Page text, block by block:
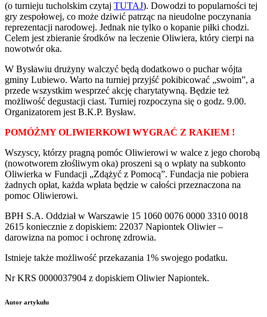
(o turnieju tucholskim czytaj TUTAJ). Dowodzi to popularności tej
gry zespołowej, co może dziwić patrząc na nieudolne poczynania
reprezentacji narodowej. Jednak nie tylko o kopanie piłki chodzi.
Celem jest zbieranie środków na leczenie Oliwiera, który cierpi na
nowotwór oka.
W Bysławiu drużyny walczyć będą dodatkowo o puchar wójta
gminy Lubiewo. Warto na turniej przyjść pokibicować „swoim”, a
przede wszystkim wesprzeć akcję charytatywną. Będzie też
możliwość degustacji ciast. Turniej rozpoczyna się o godz. 9.00.
Organizatorem jest B.K.P. Bysław.
POMÓŻMY OLIWIERKOWI WYGRAĆ Z RAKIEM !
Wszyscy, którzy pragną pomóc Oliwierowi w walce z jego chorobą
(nowotworem złośliwym oka) proszeni są o wpłaty na subkonto
Oliwierka w Fundacji „Zdążyć z Pomocą”. Fundacja nie pobiera
żadnych opłat, każda wpłata będzie w całości przeznaczona na
pomoc Oliwierowi.
BPH S.A. Oddział w Warszawie 15 1060 0076 0000 3310 0018
2615 koniecznie z dopiskiem: 22037 Napiontek Oliwier –
darowizna na pomoc i ochronę zdrowia.
Istnieje także możliwość przekazania 1% swojego podatku.
Nr KRS 0000037904 z dopiskiem Oliwier Napiontek.
Autor artykułu